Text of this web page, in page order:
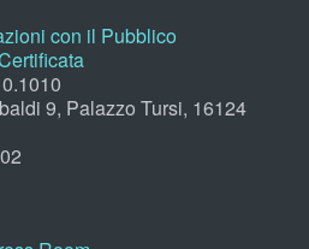
con il Pubblico
9, Palazzo Tursi, 16124